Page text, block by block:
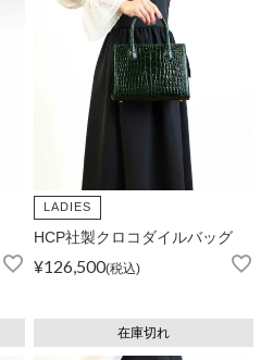
LADIES
HCP社製クロコダイルバッグ
¥126,500 税込
在庫切れ